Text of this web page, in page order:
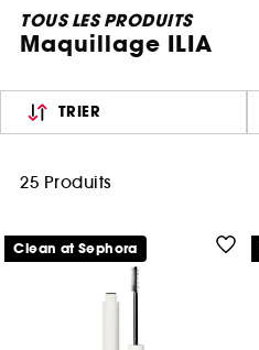
TOUS LES PRODUITS
Maquillage ILIA
TRIER
25 Produits
Clean at Sephora